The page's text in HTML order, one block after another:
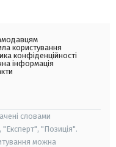
користування
конфіденційності
інформація
словами
"Позиція".
можна